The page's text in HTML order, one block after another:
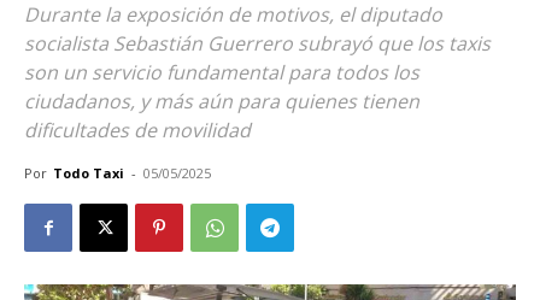
Durante la exposición de motivos, el diputado
socialista Sebastián Guerrero subrayó que los taxis
son un servicio fundamental para todos los
ciudadanos, y más aún para quienes tienen
dificultades de movilidad
Por Todo Taxi - 05/05/2025